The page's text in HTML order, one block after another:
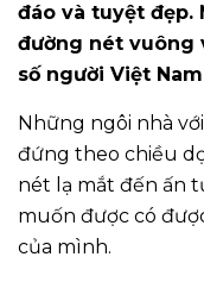
đáo và tuyệt đẹp.
đường nét vuông
số người Việt
Những ngôi nhà
đứng theo chiều
nét lạ mắt đến ấn
muốn được có
của mình.